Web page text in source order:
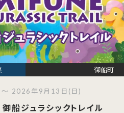
船ジュラシックトレイル
御船町
～ 2026年9月13日(日)